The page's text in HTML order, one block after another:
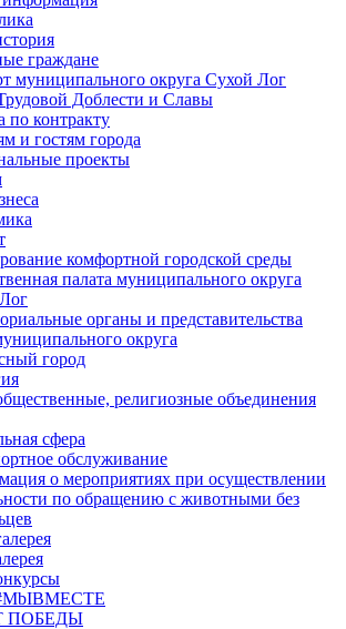
граждане
муниципального округа Сухой Лог
Доблести и Славы
по контракту
и гостям города
проекты
комфортной городской среды
палата муниципального округа
органы и представительства
округа
город
религиозные объединения
сфера
обслуживание
о мероприятиях при осуществлении
по обращению с животными без
ПОБЕДЫ